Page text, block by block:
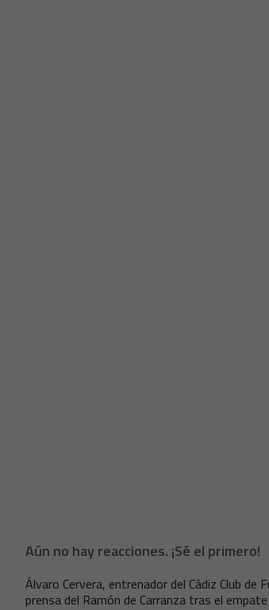
Aún no hay reacciones. ¡Sé el primero!
Álvaro Cervera, entrenador del Cádiz Club
prensa del Ramón de Carranza tras el